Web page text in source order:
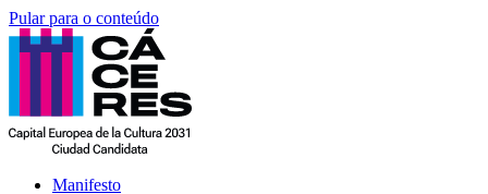
Pular para o conteúdo
Manifesto